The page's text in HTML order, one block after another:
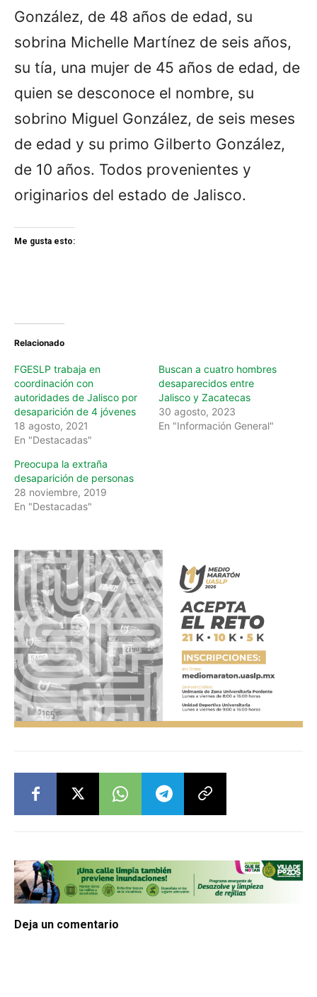
González, de 48 años de edad, su
sobrina Michelle Martínez de seis años,
su tía, una mujer de 45 años de edad, de
quien se desconoce el nombre, su
sobrino Miguel González, de seis meses
de edad y su primo Gilberto González,
de 10 años. Todos provenientes y
originarios del estado de Jalisco.
Me gusta esto:
Relacionado
FGESLP trabaja en
coordinación con
autoridades de Jalisco por
desaparición de 4 jóvenes
18 agosto, 2021
En "Destacadas"
Buscan a cuatro hombres
desaparecidos entre
Jalisco y Zacatecas
30 agosto, 2023
En "Información General"
Preocupa la extraña
desaparición de personas
28 noviembre, 2019
En "Destacadas"
Deja un comentario